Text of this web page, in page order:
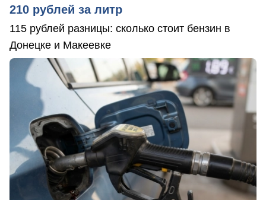
210 рублей за литр
115 рублей разницы: сколько стоит бензин в
Донецке и Макеевке